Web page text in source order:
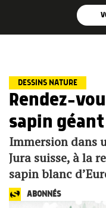
DESSINS NATURE
Rendez-
sapin géant
Immersion dans
Jura suisse, à la
sapin blanc
ABONNÉS